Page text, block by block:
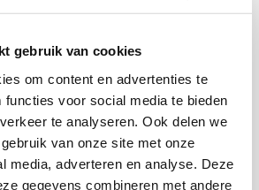
gebruik van cookies
om content en advertenties te
functies voor social media te bieden
te analyseren. Ook delen we
van onze site met onze
media, adverteren en analyse. Deze
gegevens combineren met andere
20 euro. Dat betekent dus dat
ons aan het enige juiste adres bent.
samengestelde
kerstpakketten